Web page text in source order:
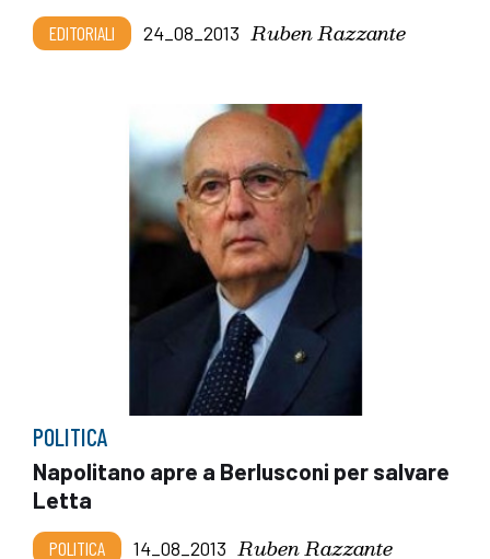
EDITORIALI 24_08_2013 Ruben Razzante
POLITICA
Napolitano apre a Berlusconi per salvare
Letta
POLITICA 14_08_2013 Ruben Razzante